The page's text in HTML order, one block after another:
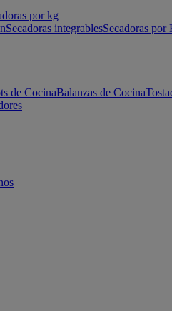
por kg
Secadoras integrablesSecadoras por
de CocinaBalanzas de Cocina